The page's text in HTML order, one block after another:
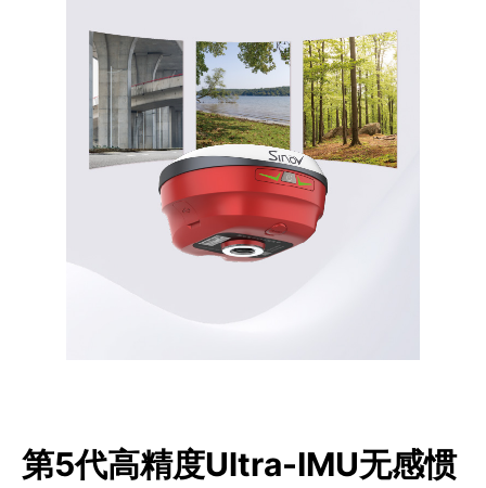
第5代高精度Ultra-IMU无感惯